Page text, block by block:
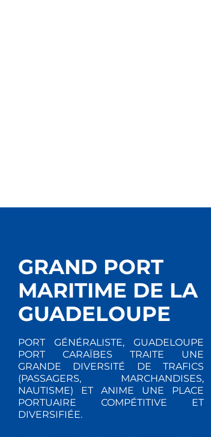
GRAND PORT
MARITIME DE LA
GUADELOUPE
PORT GÉNÉRALISTE, GUADELOUPE
PORT CARAÏBES TRAITE UNE
GRANDE DIVERSITÉ DE TRAFICS
(PASSAGERS, MARCHANDISES,
NAUTISME) ET ANIME UNE PLACE
PORTUAIRE COMPÉTITIVE ET
DIVERSIFIÉE.